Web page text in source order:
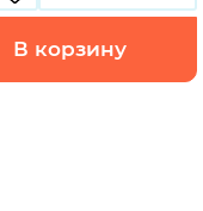
В корзину